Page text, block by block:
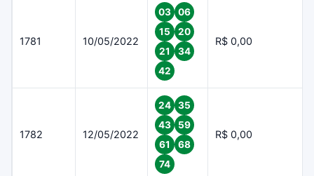
1781 10/05/2022
03
06
15
20
21
34
42
R$ 0,00
1782 12/05/2022
24
35
43
59
61
68
74
R$ 0,00